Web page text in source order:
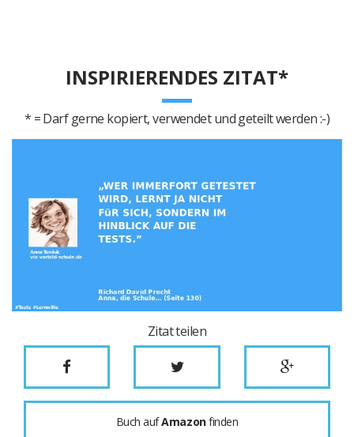
INSPIRIERENDES ZITAT*
* = Darf gerne kopiert, verwendet und geteilt werden :-)
Zitat teilen
Buch aufAmazonfinden